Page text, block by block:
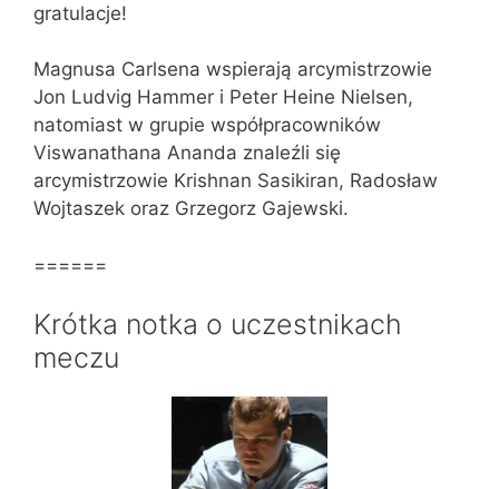
gratulacje!
Magnusa Carlsena wspierają arcymistrzowie
Jon Ludvig Hammer i Peter Heine Nielsen,
natomiast w grupie współpracowników
Viswanathana Ananda znaleźli się
arcymistrzowie Krishnan Sasikiran, Radosław
Wojtaszek oraz Grzegorz Gajewski.
======
Krótka notka o uczestnikach
meczu